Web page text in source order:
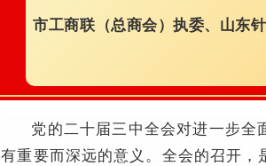
市工商联（总商会）执委、山东
党的二十届三中全会对进一步全
有重要而深远的意义。全会的召开